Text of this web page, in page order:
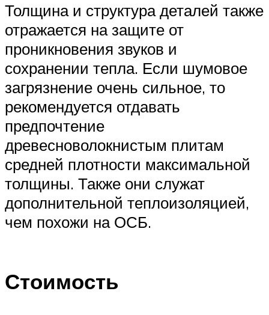
Толщина и структура деталей также
отражается на защите от
проникновения звуков и
сохранении тепла. Если шумовое
загрязнение очень сильное, то
рекомендуется отдавать
предпочтение
древесноволокнистым плитам
средней плотности максимальной
толщины. Также они служат
дополнительной теплоизоляцией,
чем похожи на ОСБ.
Стоимость